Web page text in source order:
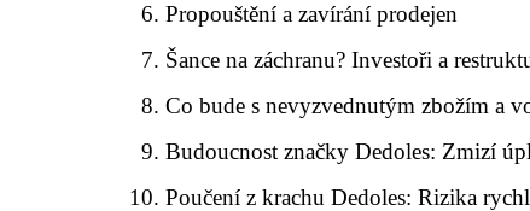
Propouštění a zavírání prodejen
Šance na záchranu? Investoři a
Co bude s nevyzvednutým zbožím a
Budoucnost značky Dedoles: Zmizí
Poučení z krachu Dedoles: Rizika